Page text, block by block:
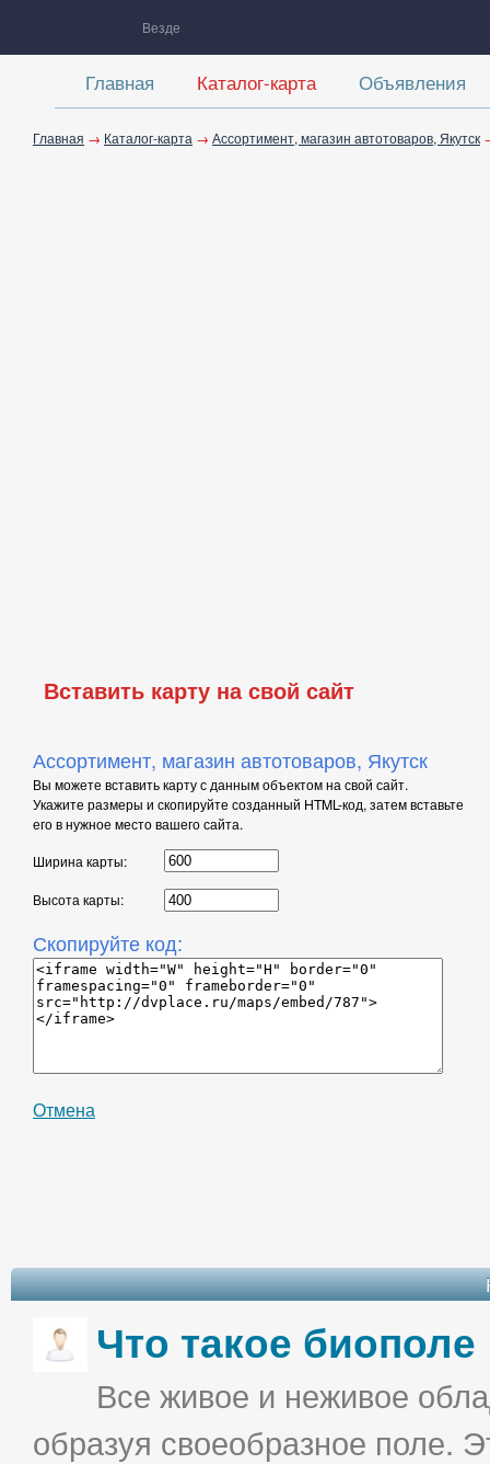
Везде
Главная Каталог-карта Объявления
Главная → Каталог-карта → Ассортимент, магазин автотоваров, Якутск
Вставить карту на свой сайт
Ассортимент, магазин автотоваров, Якутск
Вы можете вставить карту с данным объектом на свой сайт.
Укажите размеры и скопируйте созданный HTML-код, затем вставьте
его в нужное место вашего сайта.
Ширина карты:
Высота карты:
Скопируйте код:
Отмена
Что такое биополе
Все живое и неживое
образуя своеобразное поле.